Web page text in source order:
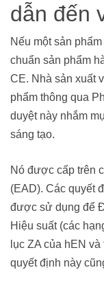
dẫn đến
Nếu một sản
chuẩn sản phẩm
CE. Nhà sản xuất
phẩm thông qua
duyệt này nhắm
sáng tạo.
Nó được cấp trên
(EAD). Các quyết
được sử dụng để
Hiệu suất (các
lục ZA của hEN
quyết định này